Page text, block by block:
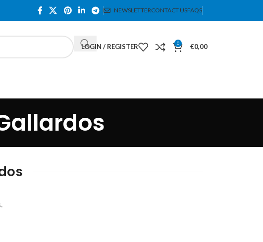
NEWSLETTERCONTACT USFAQS
LOGIN / REGISTER 0 €0,00